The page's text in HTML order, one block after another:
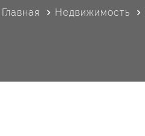
Главная Недвижимость